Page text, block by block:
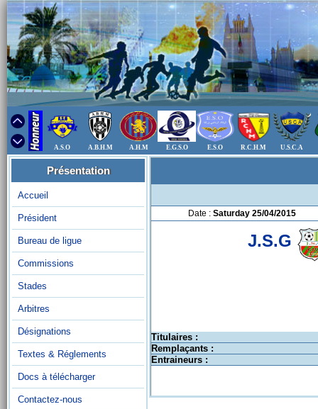
A.S.O A.B.H.M A.H.M E.G.S.O E.S.O R.C.H.M U.S.C.A
Présentation
Accueil
Président
Bureau de ligue
Commissions
Stades
Arbitres
Désignations
Textes & Réglements
Docs à télécharger
Contactez-nous
Date : Saturday 25/04/2015
J.S.G
Titulaires :
Remplaçants :
Entraineurs :